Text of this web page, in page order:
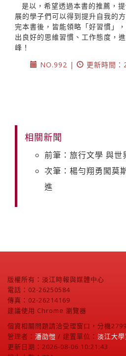
是以，希望透過本書的推薦，
展的學子們可以得到提升自我的
完本書後，皆能領略「好習慣」
出良好的思維習慣、工作態度，
峰！
NO.992 |
更新時間
相關新聞
前筆：旅行文學 與世
次筆：楊勻翔勇闖莫
進
版權所有：淡江時報與媒體中心
電話：02-26250584
傳真：02-26214169
建議使用 Chrome 瀏覽器
個資相關問題請洽受理窗口，分機2799
管理者： 潘劭愷 / 建置單位： 淡江大
更新日期：2026-08-06 10:21:43